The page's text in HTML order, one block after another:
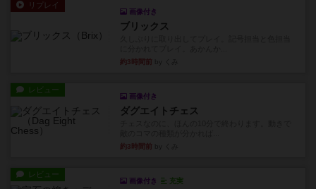
リプレイ
画像付き
ブリックス
約3時間前
レビュー
画像付き
ダグエイトチェス
約3時間前
レビュー
画像付き 充実